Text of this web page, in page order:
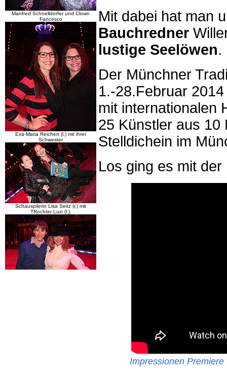
Manfred Schnelldorfer und Clown
Fancesco
Eva-Maria Reichert (l.) mit ihrer
Schwester
Schauspilerin Lisa Seitz (r.) mit
TRochter Luzi (l.).
Mit dabei hat man
Bauchredner
lustige Seelöwen.
Der Münchner
1.-28.Februar
mit internationalen
25 Künstler aus 10
Stelldichein im
Los ging es mit
Impressionen